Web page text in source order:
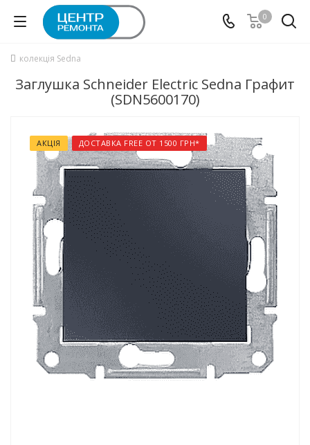
0
колекція Sedna
Заглушка Schneider Electric Sedna Графит
(SDN5600170)
АКЦІЯ ДОСТАВКА FREE ОТ 1500 ГРН*